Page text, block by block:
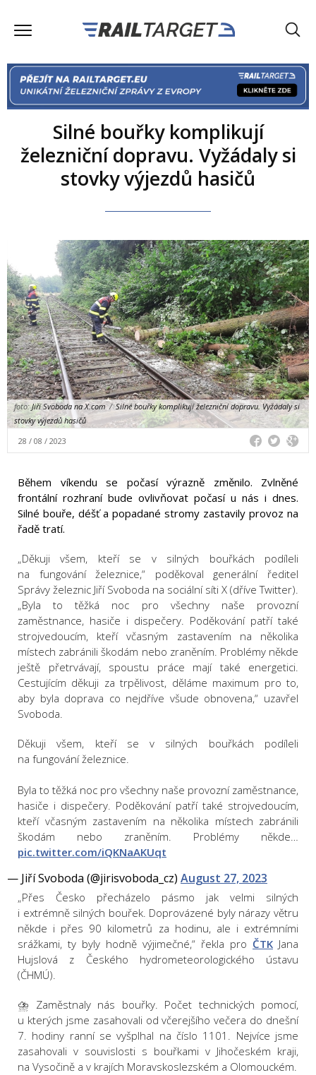
Silné bouřky komplikují
železniční dopravu. Vyžádaly si
stovky výjezdů hasičů
foto:Jiří Svoboda na X.com / Silné bouřky komplikují železniční dopravu. Vyžádaly si
stovky výjezdů hasičů
28 / 08 / 2023
Během víkendu se počasí výrazně změnilo. Zvlněné
frontální rozhraní bude ovlivňovat počasí u nás i dnes.
Silné bouře, déšť a popadané stromy zastavily provoz na
řadě tratí.
„Děkuji všem, kteří se v silných bouřkách podíleli
na fungování železnice,“ poděkoval generální ředitel
Správy železnic Jiří Svoboda na sociální síti X (dříve Twitter).
„Byla to těžká noc pro všechny naše provozní
zaměstnance, hasiče i dispečery. Poděkování patří také
strojvedoucím, kteří včasným zastavením na několika
místech zabránili škodám nebo zraněním. Problémy někde
ještě přetrvávají, spoustu práce mají také energetici.
Cestujícím děkuji za trpělivost, děláme maximum pro to,
aby byla doprava co nejdříve všude obnovena,“ uzavřel
Svoboda.
Děkuji všem, kteří se v silných bouřkách podíleli
na fungování železnice.
Byla to těžká noc pro všechny naše provozní zaměstnance,
hasiče i dispečery. Poděkování patří také strojvedoucím,
kteří včasným zastavením na několika místech zabránili
škodám nebo zraněním. Problémy někde…
pic.twitter.com/iQKNaAKUqt
— Jiří Svoboda (@jirisvoboda_cz) August 27, 2023
„Přes Česko přecházelo pásmo jak velmi silných
i extrémně silných bouřek. Doprovázené byly nárazy větru
někde i přes 90 kilometrů za hodinu, ale i extrémními
srážkami, ty byly hodně výjimečné,“ řekla pro ČTK Jana
Hujslová z Českého hydrometeorologického ústavu
(ČHMÚ).
⛈️ Zaměstnaly nás bouřky. Počet technických pomocí,
u kterých jsme zasahovali od včerejšího večera do dnešní
7. hodiny ranní se vyšplhal na číslo 1101. Nejvíce jsme
zasahovali v souvislosti s bouřkami v Jihočeském kraji,
na Vysočině a v krajích Moravskoslezském a Olomouckém.